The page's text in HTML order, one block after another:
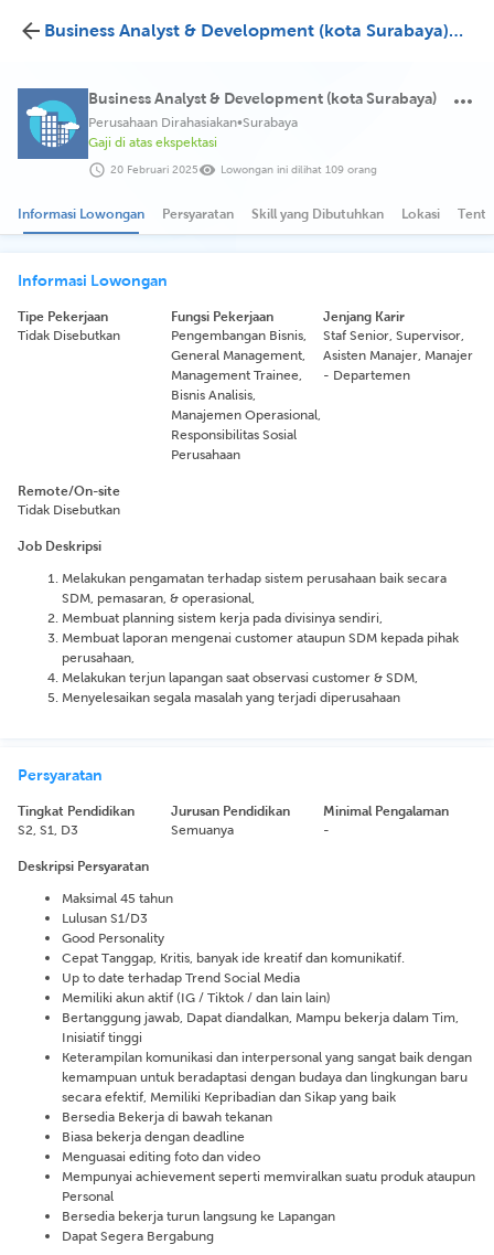
Business Analyst & Development (kota Surabaya) Perusahaan Dirahasiakan
Business Analyst & Development (kota Surabaya)
Perusahaan Dirahasiakan•Surabaya
Gaji di atas ekspektasi
Lowongan ini dilihat 109 orang
20 Februari 2025
Informasi Lowongan Persyaratan Skill yang Dibutuhkan Lokasi
Informasi Lowongan
Tipe Pekerjaan
Tidak Disebutkan
Fungsi Pekerjaan
Pengembangan Bisnis,
General Management,
Management Trainee,
Bisnis Analisis,
Manajemen Operasional,
Responsibilitas Sosial
Perusahaan
Jenjang Karir
Staf Senior, Supervisor,
Asisten Manajer, Manajer
- Departemen
Remote/On-site
Tidak Disebutkan
Job Deskripsi
Melakukan pengamatan terhadap sistem perusahaan baik secara
SDM, pemasaran, & operasional,
Membuat planning sistem kerja pada divisinya sendiri,
Membuat laporan mengenai customer ataupun SDM kepada pihak
perusahaan,
Melakukan terjun lapangan saat observasi customer & SDM,
Menyelesaikan segala masalah yang terjadi diperusahaan
Persyaratan
Tingkat Pendidikan
S2, S1, D3
Jurusan Pendidikan
Semuanya
Minimal Pengalaman
-
Deskripsi Persyaratan
Maksimal 45 tahun
Lulusan S1/D3
Good Personality
Cepat Tanggap, Kritis, banyak ide kreatif dan komunikatif.
Up to date terhadap Trend Social Media
Memiliki akun aktif (IG / Tiktok / dan lain lain)
Bertanggung jawab, Dapat diandalkan, Mampu bekerja dalam Tim,
Inisiatif tinggi
Keterampilan komunikasi dan interpersonal yang sangat baik dengan
kemampuan untuk beradaptasi dengan budaya dan lingkungan baru
secara efektif, Memiliki Kepribadian dan Sikap yang baik
Bersedia Bekerja di bawah tekanan
Biasa bekerja dengan deadline
Menguasai editing foto dan video
Mempunyai achievement seperti memviralkan suatu produk ataupun
Personal
Bersedia bekerja turun langsung ke Lapangan
Dapat Segera Bergabung